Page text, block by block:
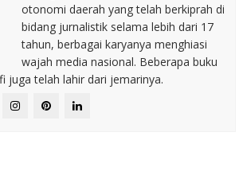
otonomi daerah yang telah berkiprah di
bidang jurnalistik selama lebih dari 17
tahun, berbagai karyanya menghiasi
wajah media nasional. Beberapa buku
juga telah lahir dari jemarinya.